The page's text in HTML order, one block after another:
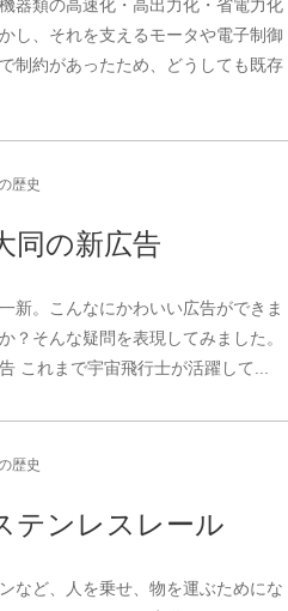
器類の高速化・高出力化・省電力化
し、それを支えるモータや電子制御
制約があったため、どうしても既存
歴史
同の新広告
新。こんなにかわいい広告ができま
？そんな疑問を表現してみました。
これまで宇宙飛行士が活躍して...
歴史
テンレスレール
など、人を乗せ、物を運ぶためにな